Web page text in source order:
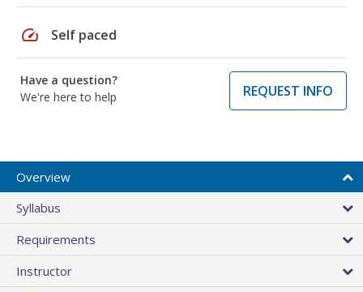
speed Self paced
Have a question?
We're here to help
REQUEST INFO
Overview
Syllabus
Requirements
Instructor